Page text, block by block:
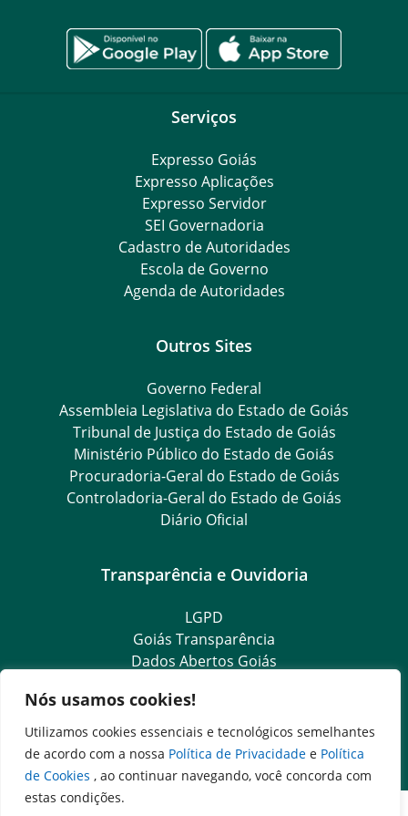
Nós usamos cookies!
Utilizamos cookies essenciais e tecnológicos semelhantes
de acordo com a nossa Política de Privacidade e Política
de Cookies , ao continuar navegando, você concorda com
estas condições.
Serviços
Expresso Goiás
Expresso Aplicações
Expresso Servidor
SEI Governadoria
Cadastro de Autoridades
Escola de Governo
Agenda de Autoridades
Outros Sites
Governo Federal
Assembleia Legislativa do Estado de Goiás
Tribunal de Justiça do Estado de Goiás
Ministério Público do Estado de Goiás
Procuradoria-Geral do Estado de Goiás
Controladoria-Geral do Estado de Goiás
Diário Oficial
Transparência e Ouvidoria
LGPD
Goiás Transparência
Dados Abertos Goiás
e-SIC – Serviço Eletrônico de Informação ao Cidadão
Ouvidoria Setorial (Expresso)
Ouvidoria Setorial (Presencial)